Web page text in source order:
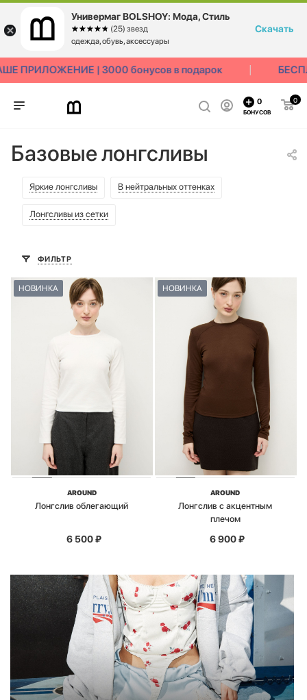
| 3000 бонусов в подарок
0
0
БОНУСОВ
Базовые лонгсливы
Яркие лонгсливы В нейтральных оттенках
Лонгсливы из сетки
ФИЛЬТР
НОВИНКА
AROUND
Лонгслив облегающий
6 500₽
НОВИНКА
AROUND
Лонгслив с акцентным
плечом
6 900₽
Универмаг BOLSHOY: Мода, Стиль
☆☆☆☆☆
★★★★★ (25) звезд
одежда, обувь, аксессуары
Скачать